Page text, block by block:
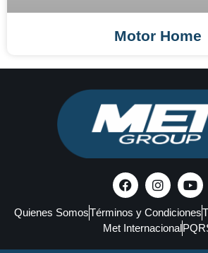
Motor Home
Quienes SomosTérminos y Condiciones
Met Internacional